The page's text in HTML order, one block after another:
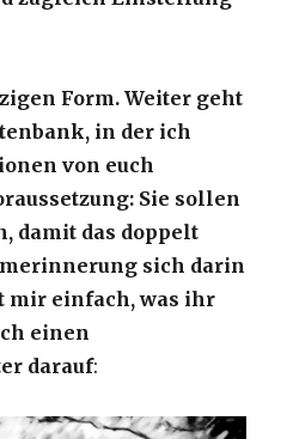
Form. Weiter geht
in der ich
von euch
Sie sollen
damit das doppelt
sich darin
mir einfach, was ihr
einen
darauf: